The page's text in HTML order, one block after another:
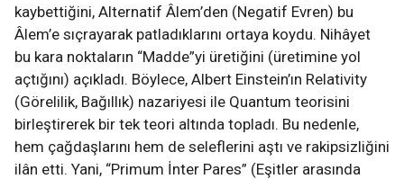
kaybettiğini, Alternatif Âlem’den (Negatif Evren) bu
Âlem’e sıçrayarak patladıklarını ortaya koydu. Nihâyet
bu kara noktaların “Madde”yi üretiğini (üretimine yol
açtığını) açıkladı. Böylece, Albert Einstein’ın Relativity
(Görelilik, Bağıllık) nazariyesi ile Quantum teorisini
birleştirerek bir tek teori altında topladı. Bu nedenle,
hem çağdaşlarını hem de seleflerini aştı ve rakipsizliğini
ilân etti. Yani, “Primum İnter Pares” (Eşitler arasında